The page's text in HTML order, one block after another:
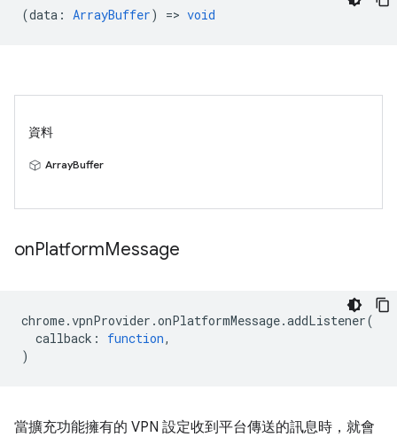
(data : ArrayBuffer) => void
資料
ArrayBuffer
onPlatformMessage
chrome.vpnProvider .onPlatformMessage.addListener(
callback : function,
)
當擴充功能擁有的 VPN 設定收到平台傳送的訊息時，就會